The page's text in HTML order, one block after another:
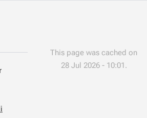
This page was cached on
28 Jul 2026 - 10:01.